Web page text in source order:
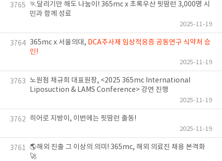
3765
🏃달리기만 해도 나눔이! 365mc x 초록우산 핏땀런 3,000명 시
민과 함께 성료
2025-11-19
3764 365mc x 서울의대, DCA주사제 임상적응증 공동연구 식약처 승
인!
2025-11-19
3763 노원점 채규희 대표원장, <2025 365mc International
Liposuction & LAMS Conference> 강연 진행
2025-11-19
3762 히어로 지방이, 이번에는 핏땀런 출동!
2025-11-19
3761 🌎해외 진출 그 이상의 의미! 365mc, 해외 의료진 채용 본격화
🚀